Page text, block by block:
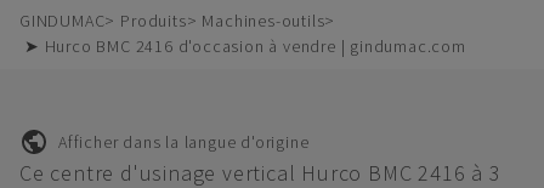
GINDUMAC Produits
Machines-outils
➤ Hurco BMC 2416 d'occasion à vendre | gindumac.com
Afficher dans la langue d'origine
Ce centre d'usinage vertical Hurco BMC 2416 à 3